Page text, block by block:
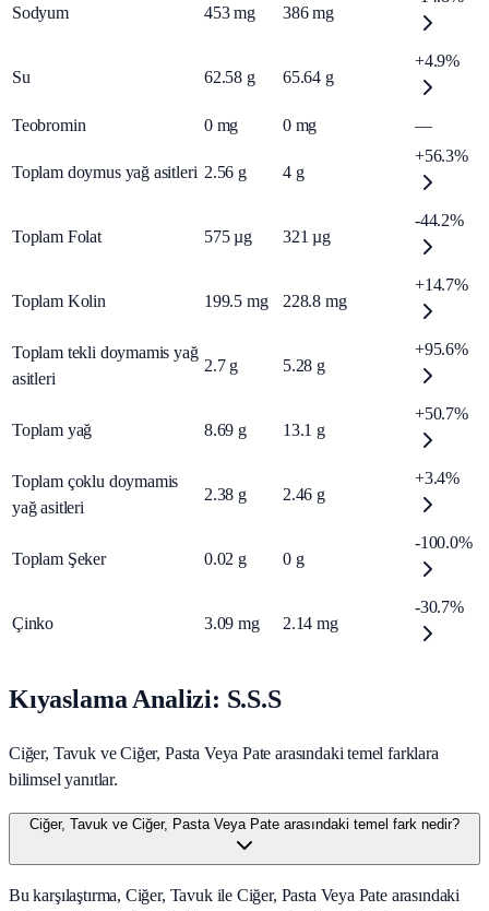
Sodyum 453 mg 386 mg
Su 62.58 g 65.64 g
+4.9%
Teobromin 0 mg 0 mg —
Toplam doymus yağ asitleri 2.56 g 4 g
+56.3%
Toplam Folat 575 µg 321 µg
-44.2%
Toplam Kolin 199.5 mg 228.8 mg
+14.7%
Toplam tekli doymamis yağ
asitleri
2.7 g 5.28 g
+95.6%
Toplam yağ 8.69 g 13.1 g
+50.7%
Toplam çoklu doymamis
yağ asitleri
2.38 g 2.46 g
+3.4%
Toplam Şeker 0.02 g 0 g
-100.0%
Çinko 3.09 mg 2.14 mg
-30.7%
Kıyaslama Analizi: S.S.S
Ciğer, Tavuk ve Ciğer, Pasta Veya Pate arasındaki temel farklara
bilimsel yanıtlar.
Ciğer, Tavuk ve Ciğer, Pasta Veya Pate arasındaki temel fark nedir?
Bu karşılaştırma, Ciğer, Tavuk ile Ciğer, Pasta Veya Pate arasındaki